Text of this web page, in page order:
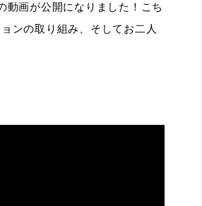
画が公開になりました！こち
ンの取り組み、そしてお二人